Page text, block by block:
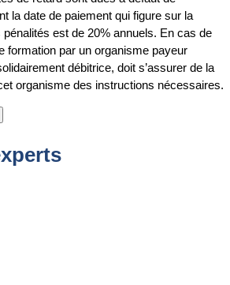
la date de paiement qui figure sur la
est de 20% annuels. En cas de
formation par un organisme payeur
débitrice, doit s’assurer de la
organisme des instructions nécessaires.